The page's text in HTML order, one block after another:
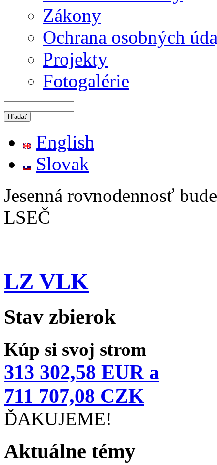
Zákony
Ochrana osobných
Projekty
Fotogalérie
English
Slovak
Jesenná rovnodennosť
LSEČ
LZ VLK
Stav zbierok
Kúp si svoj strom
313 302,58 EUR a
711 707,08 CZK
ĎAKUJEME!
Aktuálne témy